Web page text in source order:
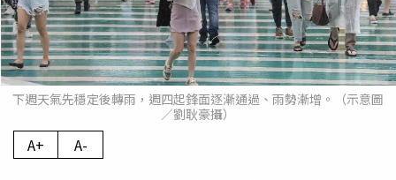
下週天氣先穩定後轉雨，週四起鋒面逐漸通過、雨勢漸增。（示意圖
／劉耿豪攝）
A+ A-